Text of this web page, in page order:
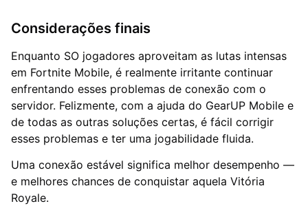
Considerações finais
Enquanto SO jogadores aproveitam as lutas intensas
em Fortnite Mobile, é realmente irritante continuar
enfrentando esses problemas de conexão com o
servidor. Felizmente, com a ajuda do GearUP Mobile e
de todas as outras soluções certas, é fácil corrigir
esses problemas e ter uma jogabilidade fluida.
Uma conexão estável significa melhor desempenho —
e melhores chances de conquistar aquela Vitória
Royale.